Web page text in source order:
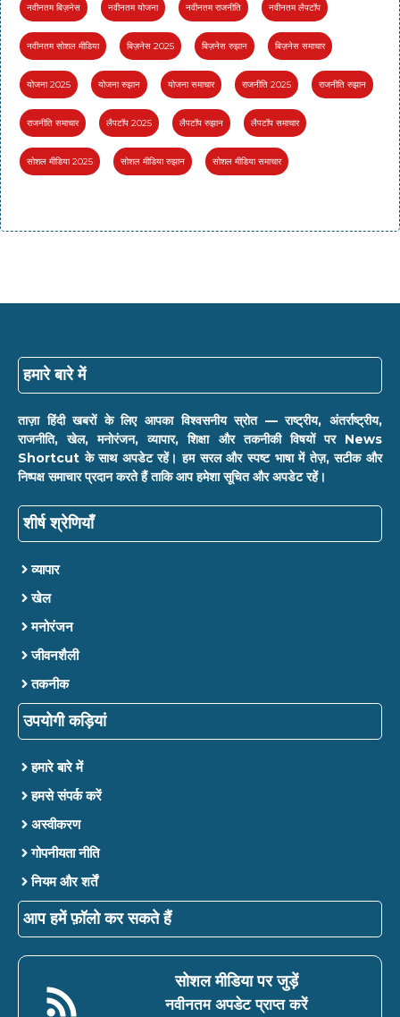
नवीनतम बिज़नेस नवीनतम योजना नवीनतम राजनीति नवीनतम लैपटॉप
नवीनतम सोशल मीडिया बिज़नेस 2025 बिज़नेस रुझान बिज़नेस समाचार
योजना 2025 योजना रुझान योजना समाचार राजनीति 2025 राजनीति रुझान
राजनीति समाचार लैपटॉप 2025 लैपटॉप रुझान लैपटॉप समाचार
सोशल मीडिया 2025 सोशल मीडिया रुझान सोशल मीडिया समाचार
हमारे बारे में
ताज़ा हिंदी खबरों के लिए आपका विश्वसनीय स्रोत — राष्ट्रीय, अंतर्राष्ट्रीय,
राजनीति, खेल, मनोरंजन, व्यापार, शिक्षा और तकनीकी विषयों पर News
Shortcut के साथ अपडेट रहें। हम सरल और स्पष्ट भाषा में तेज़, सटीक और
निष्पक्ष समाचार प्रदान करते हैं ताकि आप हमेशा सूचित और अपडेट रहें।
शीर्ष श्रेणियाँ
व्यापार
खेल
मनोरंजन
जीवनशैली
तकनीक
उपयोगी कड़ियां
हमारे बारे में
हमसे संपर्क करें
अस्वीकरण
गोपनीयता नीति
नियम और शर्तें
आप हमें फ़ॉलो कर सकते हैं
सोशल मीडिया पर जुड़ें
नवीनतम अपडेट प्राप्त करें